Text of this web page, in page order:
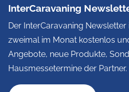
InterCaravaning
Der InterCaravaning
zweimal im Monat kostenlos
Angebote, neue Produkte,
Hausmessetermine der Partner.